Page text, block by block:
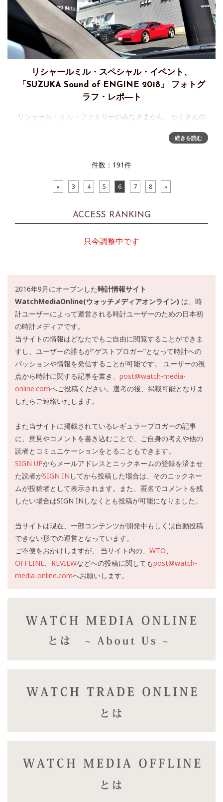
リシャールミル・スペシャル・イベント、
「SUZUKA Sound of ENGINE 2018」 フォトグ
ラフ・レポ―ト
リシャール・ミル・ファミリーのみなさまから、たくさんの
【リシャールミル・スペシャル・イベント、「SUZUKA
て、可能
続きを読む
件数：191件
« 3 4 5 6 7 8 »
ACCESS RANKING
只今調整中です
2016年9月にオープンした時計情報サイト
WatchMediaOnline(ウォッチメディアオンライン) は、時
計ユーザーによって運営される時計ユーザーのための日本初
の時計メディアです。
当サイトの情報はどなたでもご自由に閲覧することができま
すし、ユーザーの誰もが"ゲストブロガー”となって時計への
パッションや情報を発信することが可能です。 ユーザーの視
点から時計に関する記事を書き、 post@watch-media-
online.comへご投稿ください。選考の後、掲載可能となりま
したらご連絡いたします。
また当サイトに掲載されているレギュラーブロガーの記事
に、意見やコメントを書き込むことで、ご自身の考えや他の
読者とコミュニケーションをとることもできます。
SIGN UPからメールアドレスとニックネームの登録を済ませ
た読者がSIGN IN してから投稿した場合は、そのニックネー
ムが投稿者として表示されます。また、匿名でコメントを残
したい場合はSIGN INしなくとも投稿が可能になりました。
当サイトは現在、一部コンテンツが開発中もしくは自動投稿
できない形での運営となっています。
ご不便をおかけしますが、 当サイト内の、 WTO
OFFLINE
REVIEWなどへの投稿に関してもpost@watch-
media-online.comへお願いします。